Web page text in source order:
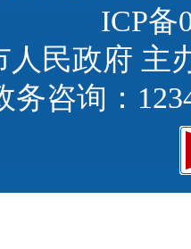
ICP备
人民政府 主
务咨询：